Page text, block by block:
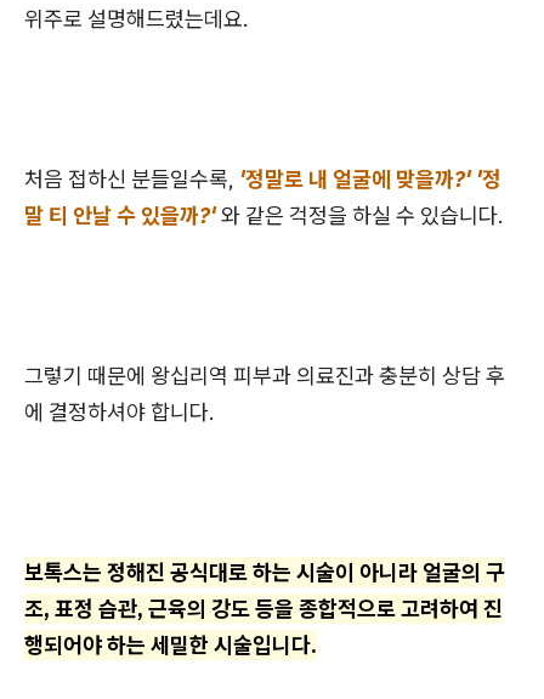
위주로 설명해드렸는데요.
처음 접하신 분들일수록, '정말로 내 얼굴에 맞을까?' '정
말 티 안날 수 있을까?'와 같은 걱정을 하실 수 있습니다.
그렇기 때문에 왕십리역 피부과 의료진과 충분히 상담 후
에 결정하셔야 합니다.
보톡스는 정해진 공식대로 하는 시술이 아니라 얼굴의 구
조, 표정 습관, 근육의 강도 등을 종합적으로 고려하여 진
행되어야 하는 세밀한 시술입니다.